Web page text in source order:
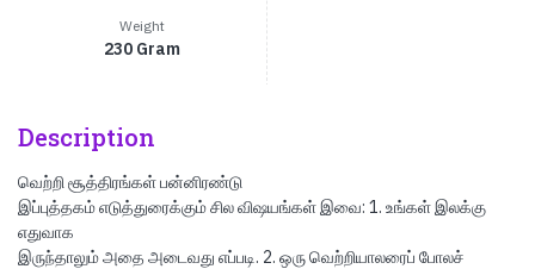
Weight
230 Gram
Description
வெற்றி சூத்திரங்கள் பன்னிரண்டு
இப்புத்தகம் எடுத்துரைக்கும் சில விஷயங்கள் இவை: 1. உங்கள் இலக்கு
எதுவாக
இருந்தாலும் அதை அடைவது எப்படி. 2. ஒரு வெற்றியாலரைப் போலச்